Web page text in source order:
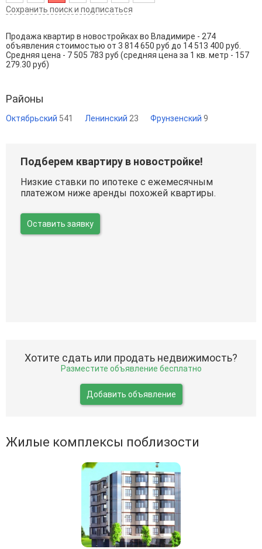
Сохранить поиск и подписаться
Продажа квартир в новостройках во Владимире - 274
объявления стоимостью от 3 814 650 руб до 14 513 400 руб.
Средняя цена - 7 505 783 руб (средняя цена за 1 кв. метр - 157
279.30 руб)
Районы
Октябрьский 541 Ленинский 23 Фрунзенский 9
Подберем квартиру в новостройке!
Низкие ставки по ипотеке с ежемесячным
платежом ниже аренды похожей квартиры.
Оставить заявку
Хотите сдать или продать недвижимость?
Разместите объявление бесплатно
Добавить объявление
Жилые комплексы поблизости